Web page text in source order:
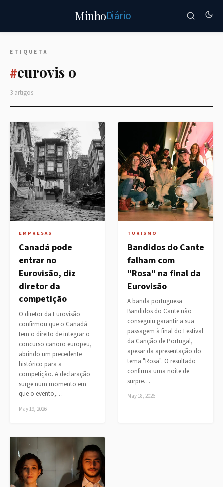
MinhoDiário
ETIQUETA
#eurovis o
3 artigos
EMPRESAS
Canadá pode
entrar no
Eurovisão, diz
diretor da
competição
O diretor da Eurovisão
confirmou que o Canadá
tem o direito de integrar o
concurso canoro europeu,
abrindo um precedente
histórico para a
competição. A declaração
surge num momento em
que o evento,…
May 19, 2026
TURISMO
Bandidos do Cante
falham com
"Rosa" na final da
Eurovisão
A banda portuguesa
Bandidos do Cante não
conseguiu garantir a sua
passagem à final do Festival
da Canção de Portugal,
apesar da apresentação do
tema "Rosa". O resultado
confirma uma noite de
surpre…
May 18, 2026